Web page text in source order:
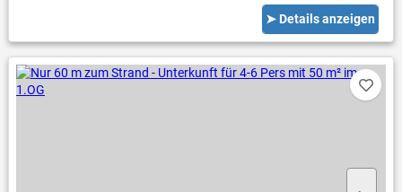
➤ Details anzeigen